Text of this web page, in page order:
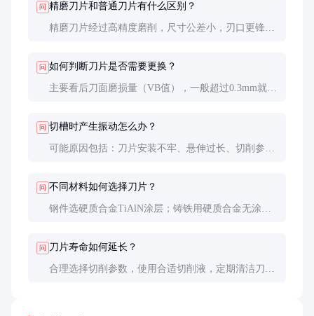
问 精磨刀片和普通刀片有什么区别？
精磨刀片经过高精度磨削，尺寸公差小，刃口更锋
问 如何判断刀片是否需要更换？
主要看后刀面磨损量（VB值），一般超过0.3mm就需
问 切槽时产生振动怎么办？
可能原因包括：刀片安装不牢、悬伸过长、切削参数
问 不同材料如何选择刀片？
钢件选硬质合金TiAlN涂层；铸铁用硬质合金无涂层
问 刀片寿命如何延长？
合理选择切削参数，使用合适切削液，定期清洁刀